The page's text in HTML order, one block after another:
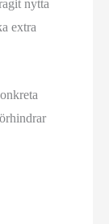
nytta
extra